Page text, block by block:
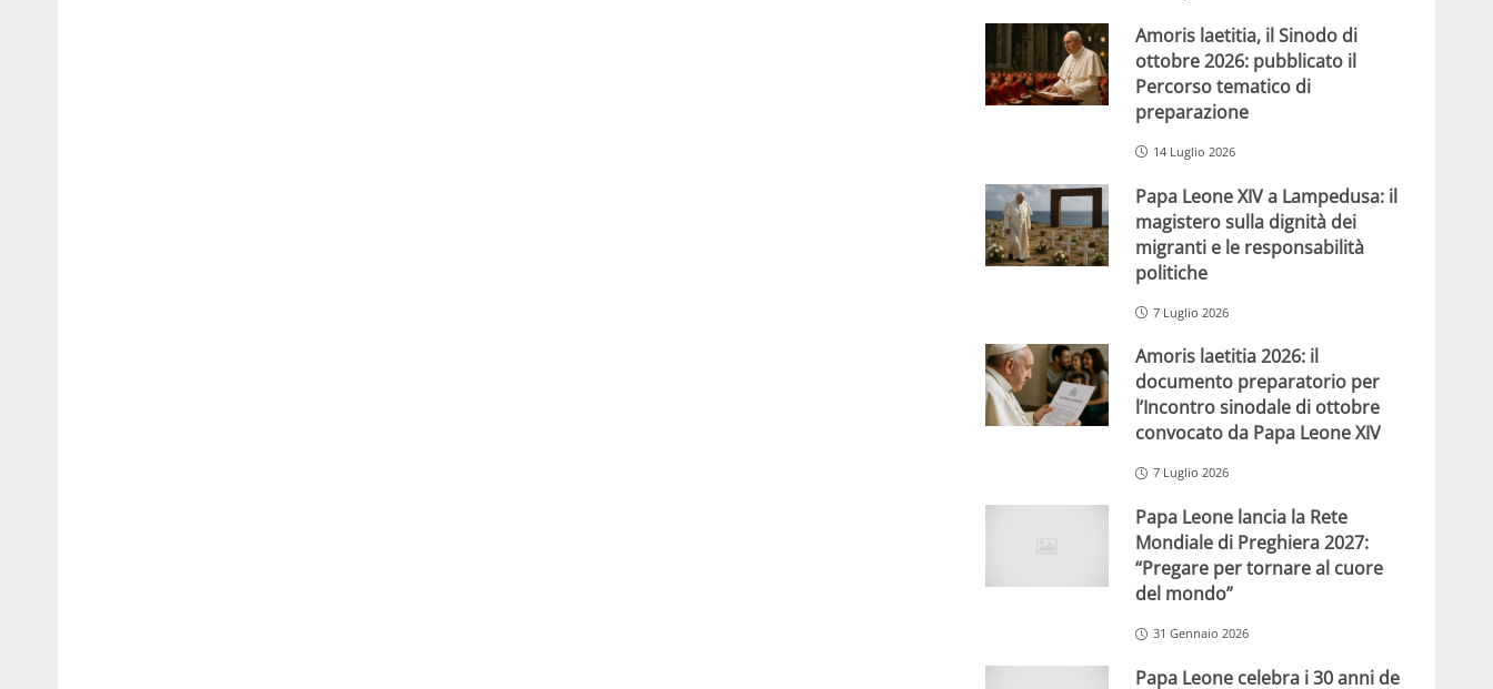
Amoris laetitia, il Sinodo di
ottobre 2026: pubblicato il
Percorso tematico di
preparazione
14 Luglio 2026
Papa Leone XIV a Lampedusa: il
magistero sulla dignità dei
migranti e le responsabilità
politiche
7 Luglio 2026
Amoris laetitia 2026: il
documento preparatorio per
l’Incontro sinodale di ottobre
convocato da Papa Leone XIV
7 Luglio 2026
Papa Leone lancia la Rete
Mondiale di Preghiera 2027:
“Pregare per tornare al cuore
del mondo”
31 Gennaio 2026
Papa Leone celebra i 30 anni de